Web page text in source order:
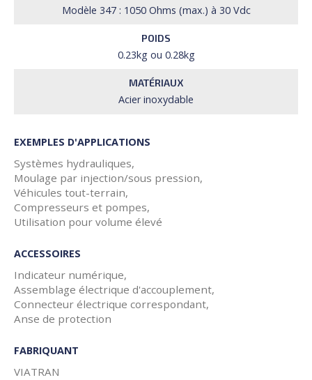
Modèle 347 : 1050 Ohms (max.) à 30 Vdc
POIDS
0.23kg ou 0.28kg
MATÉRIAUX
Acier inoxydable
EXEMPLES D'APPLICATIONS
Systèmes hydrauliques,
Moulage par injection/sous pression,
Véhicules tout-terrain,
Compresseurs et pompes,
Utilisation pour volume élevé
ACCESSOIRES
Indicateur numérique,
Assemblage électrique d'accouplement,
Connecteur électrique correspondant,
Anse de protection
FABRIQUANT
VIATRAN